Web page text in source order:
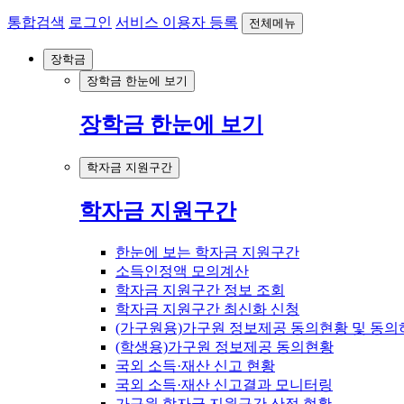
통합검색 로그인 서비스 이용자 등록 전체메뉴
장학금
장학금 한눈에 보기
장학금 한눈에 보기
학자금 지원구간
학자금 지원구간
한눈에 보는 학자금 지원구간
소득인정액 모의계산
학자금 지원구간 정보 조회
학자금 지원구간 최신화 신청
(가구원용)가구원 정보제공 동의현황 및 동의
(학생용)가구원 정보제공 동의현황
국외 소득·재산 신고 현황
국외 소득·재산 신고결과 모니터링